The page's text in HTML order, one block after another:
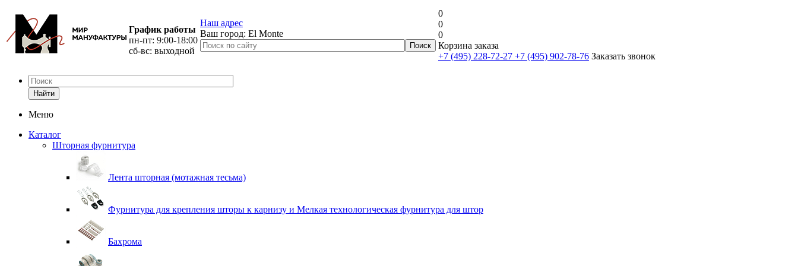
График работы
пн-пт: 9:00-18:00
сб-вс: выходной
Наш адрес
Ваш город: El Monte
0
0
0
Корзина заказа
+7 (495) 228-72-27 +7 (495) 902-78-76 Заказать звонок
Найти
Меню
Каталог
Шторная фурнитура
Лента шторная (мотажная тесьма)
Фурнитура для крепления шторы к карнизу и Мелкая технологическая фурнитура для штор
Бахрома